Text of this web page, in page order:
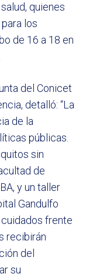
quienes
los
de 16 a 18 en
del Conicet
detalló: “La
de la
públicas.
sin
de
y un taller
Gandulfo
frente
recibirán
del
su